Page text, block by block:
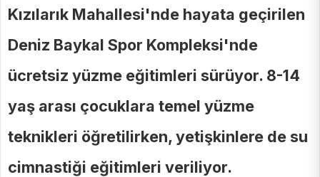
Kızılarık Mahallesi'nde hayata geçirilen
Deniz Baykal Spor Kompleksi'nde
ücretsiz yüzme eğitimleri sürüyor. 8-14
yaş arası çocuklara temel yüzme
teknikleri öğretilirken, yetişkinlere de su
cimnastiği eğitimleri veriliyor.